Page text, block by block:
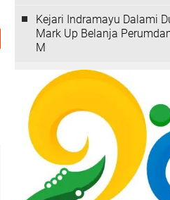
Kejari Indramayu Dalami
Mark Up Belanja
M